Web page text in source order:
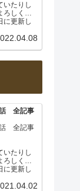
いたりし
ろしくお
に更新し
日…
全記事
全記事
いたりし
ろしくお
に更新し
は英…